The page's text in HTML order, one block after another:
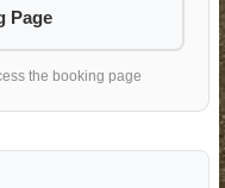
Page
the booking page